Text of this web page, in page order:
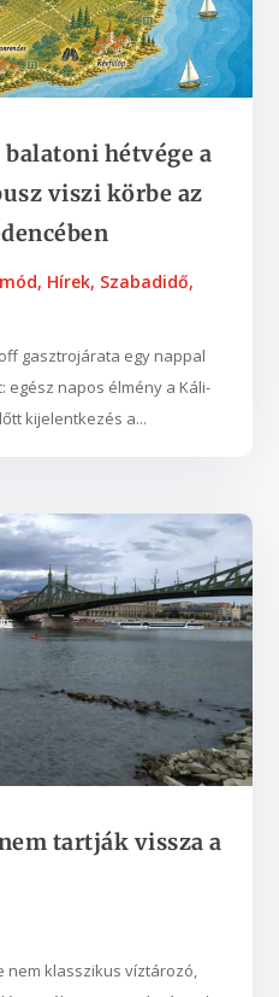
hétvége a
viszi körbe az
, Hírek, Szabadidő,
gasztrojárata egy nappal
egész napos élmény a Káli-
kijelentkezés a...
tartják vissza a
nem klasszikus víztározó,